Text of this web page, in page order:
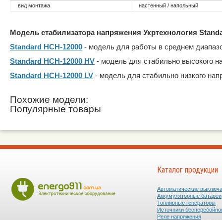
вид монтажа
настенный / напольный
Модель стабилизатора напряжения Укртехнология
Standard НСН-12000 - модель для работы в среднем
Standard НСН-12000 HV - модель для стабильно высокого
Standard НСН-12000 LV - модель для стабильно низкого
Похожие модели:
Популярные товары
Каталог продукции
Автоматические
Аккумуляторные батареи
Топливные генераторы
Источники
Реле напряжения